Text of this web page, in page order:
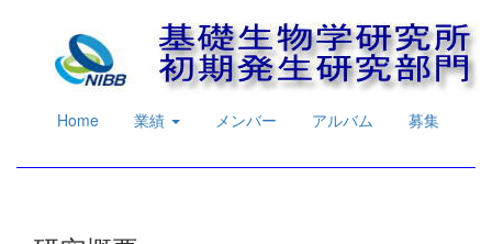
Home 業績 メンバー アルバム 募集